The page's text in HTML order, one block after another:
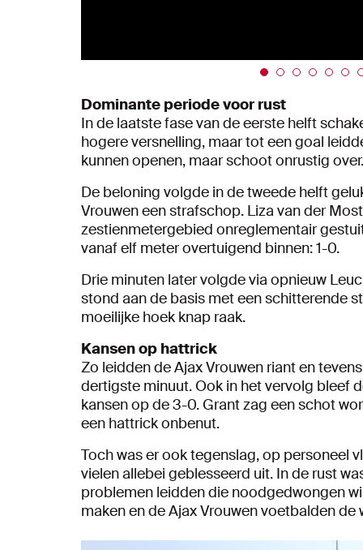
Dominante periode voor rust
In de laatste fase van de eerste helft
hogere versnelling, maar tot een goal
kunnen openen, maar schoot onrustig over.
De beloning volgde in de tweede helft
Vrouwen een strafschop. Liza van der
zestienmetergebied onreglementair
vanaf elf meter overtuigend binnen: 1-0.
Drie minuten later volgde via opnieuw
stond aan de basis met een schitterende
moeilijke hoek knap raak.
Kansen op hattrick
Zo leidden de Ajax Vrouwen riant en
dertigste minuut. Ook in het vervolg bleef
kansen op de 3-0. Grant zag een schot
een hattrick onbenut.
Toch was er ook tegenslag, op personeel
vielen allebei geblesseerd uit. In de rust
problemen leidden die noodgedwongen
maken en de Ajax Vrouwen voetbalden